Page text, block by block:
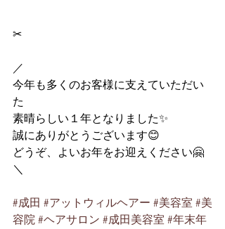
✂︎
／
今年も多くのお客様に支えていただい
た
素晴らしい１年となりました✨
誠にありがとうございます😊
どうぞ、よいお年をお迎えください🤗
＼
#成田 #アットウィルヘアー #美容室 #美
容院 #ヘアサロン #成田美容室 #年末年